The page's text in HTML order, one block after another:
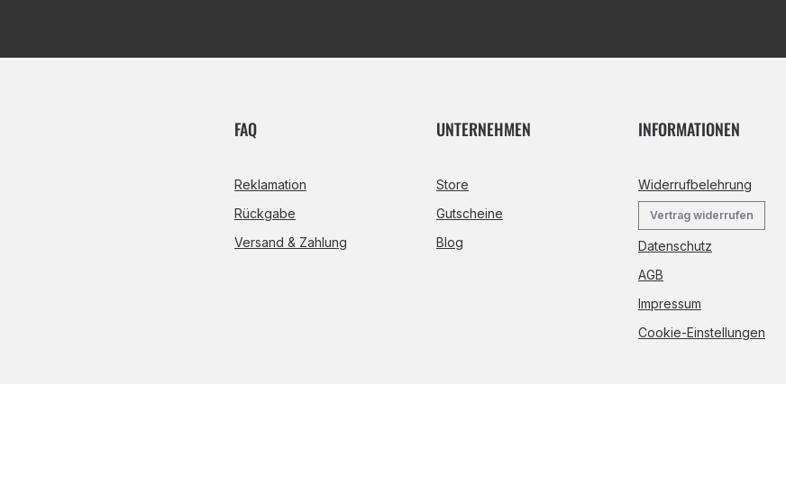
FAQ
Reklamation
Rückgabe
Versand & Zahlung
UNTERNEHMEN
Store
Gutscheine
Blog
INFORMATIONEN
Widerrufbelehrung
Vertrag widerrufen
Datenschutz
AGB
Impressum
Cookie-Einstellungen